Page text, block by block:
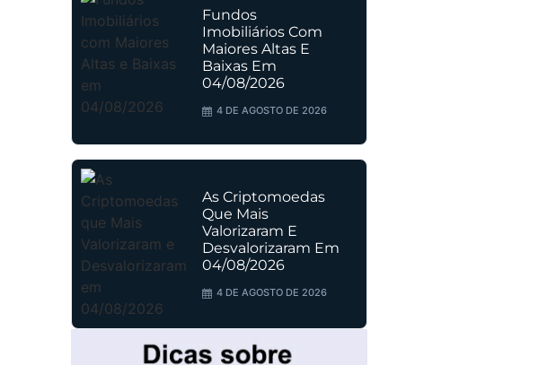
Fundos
Imobiliários Com
Maiores Altas E
Baixas Em
04/08/2026
4 DE AGOSTO DE 2026
As Criptomoedas
Que Mais
Valorizaram E
Desvalorizaram Em
04/08/2026
4 DE AGOSTO DE 2026